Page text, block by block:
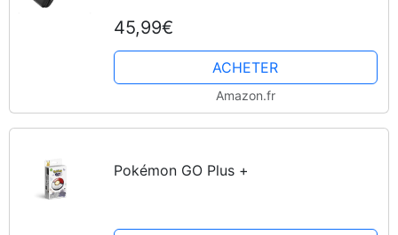
45,99€
ACHETER
Amazon.fr
Pokémon GO Plus +